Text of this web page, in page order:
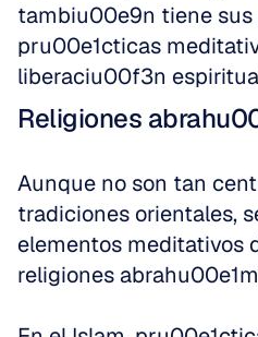
tambiu00e9n tiene sus
pru00e1cticas
liberaciu00f3n
Religiones
Aunque no son tan
tradiciones orientales,
elementos meditativos
religiones